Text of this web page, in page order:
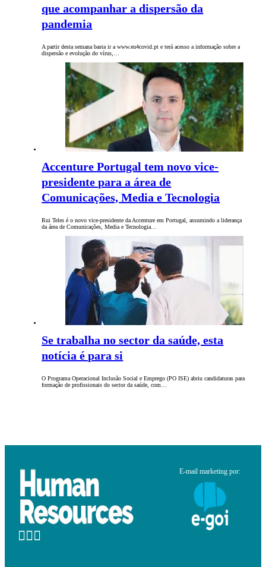
que acompanhar a dispersão da
pandemia
A partir desta semana basta ir a www.eu4covid.pt e terá acesso a informação sobre a
dispersão e evolução do vírus,…
Accenture Portugal tem novo vice-
presidente para a área de
Comunicações, Media e Tecnologia
Rui Teles é o novo vice-presidente da Accenture em Portugal, assumindo a liderança
da área de Comunicações, Media e Tecnologia…
Se trabalha no sector da saúde, esta
notícia é para si
O Programa Operacional Inclusão Social e Emprego (PO ISE) abriu candidaturas para
formação de profissionais do sector da saúde, com…
E-mail marketing por: